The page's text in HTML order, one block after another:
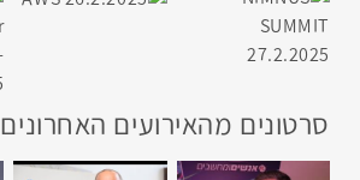
סרטונים מהאירועים האחרונים